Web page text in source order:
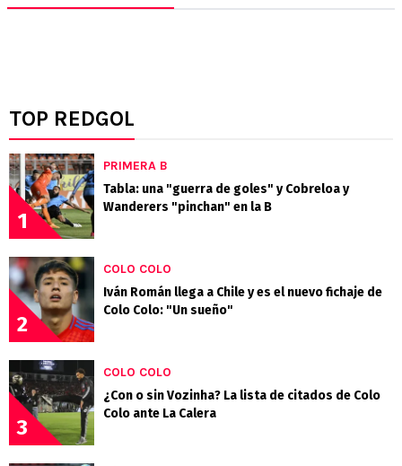
TOP REDGOL
1
PRIMERA B
Tabla: una "guerra de goles" y Cobreloa y
Wanderers "pinchan" en la B
2
COLO COLO
Iván Román llega a Chile y es el nuevo fichaje de
Colo Colo: "Un sueño"
3
COLO COLO
¿Con o sin Vozinha? La lista de citados de Colo
Colo ante La Calera